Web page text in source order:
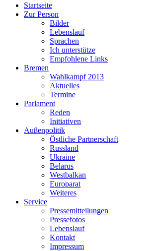
Startseite
Zur Person
Bilder
Lebenslauf
Sprachen
Ich unterstütze
Empfohlene Links
Bremen
Wahlkampf 2013
Aktuelles
Termine
Parlament
Reden
Initiativen
Außenpolitik
Östliche Partnerschaft
Russland
Ukraine
Belarus
Westbalkan
Europarat
Weiteres
Service
Pressemitteilungen
Pressefotos
Lebenslauf
Kontakt
Impressum